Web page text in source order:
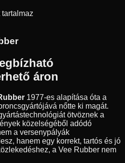
áron
1977-es alapítása óta a
nőtte ki magát.
ötvöznek a
közelségéből adódó
a versenypályák
hanem egy korrekt, tartós és jó
a Vee Rubber nem